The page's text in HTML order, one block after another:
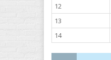
12
13
14